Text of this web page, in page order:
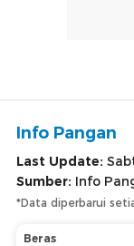
Info Pangan
Last Update:
Sumber: Info
*Data diperbarui
Beras